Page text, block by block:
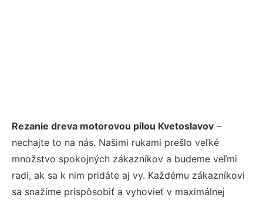
Rezanie dreva motorovou pílou Kvetoslavov –
nechajte to na nás. Našimi rukami prešlo veľké
množstvo spokojných zákazníkov a budeme veľmi
radi, ak sa k nim pridáte aj vy. Každému zákazníkovi
sa snažíme prispôsobiť a vyhovieť v maximálnej